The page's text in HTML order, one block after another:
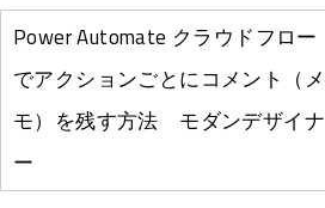
Power Automate クラウドフロー
でアクションごとにコメント（メ
モ）を残す方法 モダンデザイナ
ー